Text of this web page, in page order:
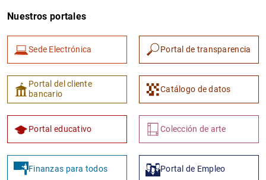
Nuestros portales
Sede Electrónica Portal de transparencia
Portal del cliente
bancario
Catálogo de datos
Portal educativo Colección de arte
Finanzas para todos Portal de Empleo